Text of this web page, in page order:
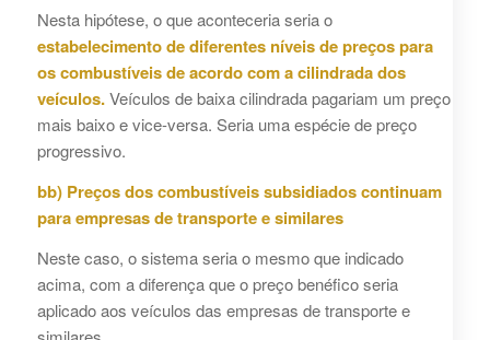
Nesta hipótese, o que aconteceria seria o
estabelecimento de diferentes níveis de preços para
os combustíveis de acordo com a cilindrada dos
veículos.Veículos de baixa cilindrada pagariam um preço
mais baixo e vice-versa. Seria uma espécie de preço
progressivo.
bb) Preços dos combustíveis subsidiados continuam
para empresas de transporte e similares
Neste caso, o sistema seria o mesmo que indicado
acima, com a diferença que o preço benéfico seria
aplicado aos veículos das empresas de transporte e